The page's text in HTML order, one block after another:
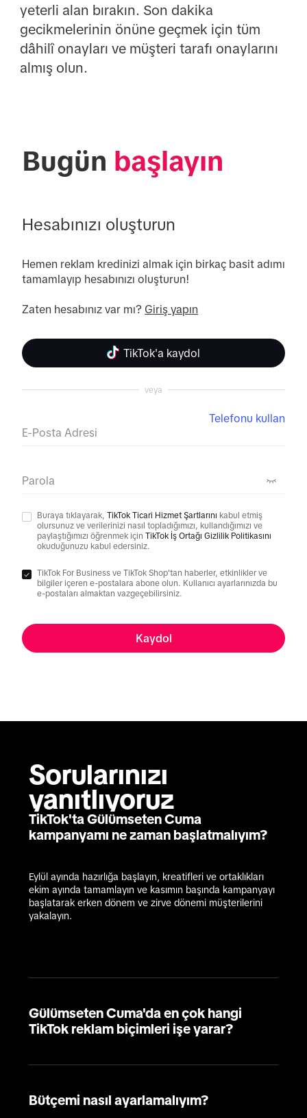
yeterli alan bırakın. Son dakika
gecikmelerinin önüne geçmek için tüm
dâhilî onayları ve müşteri tarafı onaylarını
almış olun.
Bugün başlayın
Hesabınızı oluşturun
Hemen reklam kredinizi almak için birkaç basit adımı
tamamlayıp hesabınızı oluşturun!
Zaten hesabınız var mı? Giriş yapın
TikTok'a kaydol
veya
E-Posta Adresi
Telefonu kullan
Parola
Buraya tıklayarak, TikTok Ticari Hizmet Şartlarını kabul etmiş
olursunuz ve verilerinizi nasıl topladığımızı, kullandığımızı ve
paylaştığımızı öğrenmek için TikTok İş Ortağı Gizlilik Politikasını
okuduğunuzu kabul edersiniz.
TikTok For Business ve TikTok Shop'tan haberler, etkinlikler ve
bilgiler içeren e-postalara abone olun. Kullanıcı ayarlarınızda bu
e-postaları almaktan vazgeçebilirsiniz.
Kaydol
Sorularınızı
yanıtlıyoruz
TikTok'ta Gülümseten Cuma
kampanyamı ne zaman başlatmalıyım?
Eylül ayında hazırlığa başlayın, kreatifleri ve ortaklıkları
ekim ayında tamamlayın ve kasımın başında kampanyayı
başlatarak erken dönem ve zirve dönemi müşterilerini
yakalayın.
Gülümseten Cuma'da en çok hangi
TikTok reklam biçimleri işe yarar?
Bütçemi nasıl ayarlamalıyım?